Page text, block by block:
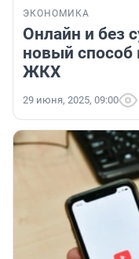
ЭКОНОМИКА
Онлайн и без
новый способ
ЖКХ
29 июня, 2025, 09:00